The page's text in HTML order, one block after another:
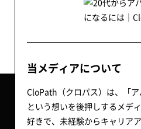
当メディアについて
CloPath（クロパス）は、「ア
という想いを後押しするメデ
好きで、未経験からキャリア